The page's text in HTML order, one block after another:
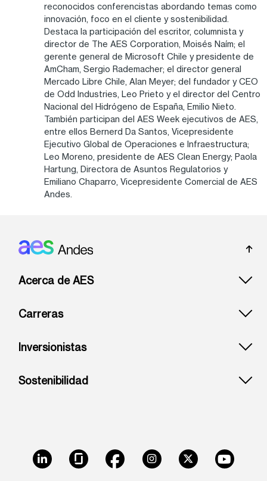
reconocidos conferencistas abordando temas como
innovación, foco en el cliente y sostenibilidad.
Destaca la participación del escritor, columnista y
director de The AES Corporation, Moisés Naím; el
gerente general de Microsoft Chile y presidente de
AmCham, Sergio Rademacher; el director general
Mercado Libre Chile, Alan Meyer; del fundador y CEO
de Odd Industries, Leo Prieto y el director del Centro
Nacional del Hidrógeno de España, Emilio Nieto.
También participan del AES Week ejecutivos de AES,
entre ellos Bernerd Da Santos, Vicepresidente
Ejecutivo Global de Operaciones e Infraestructura;
Leo Moreno, presidente de AES Clean Energy; Paola
Hartung, Directora de Asuntos Regulatorios y
Emiliano Chaparro, Vicepresidente Comercial de AES
Andes.
Footer: Andes
Acerca de AES
Carreras
Inversionistas
Sostenibilidad
LinkedIn GlassdoorFacebookInstagramX Youtube